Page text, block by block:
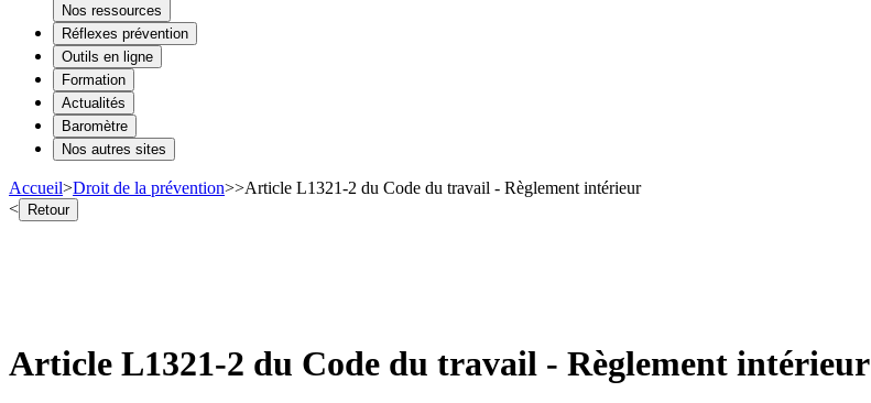
Nos ressources
Réflexes prévention
Outils en ligne
Formation
Actualités
Baromètre
Nos autres sites
Accueil>Droit de la prévention>>Article L1321-2 du Code du travail - Règlement intérieur
< Retour
Article L1321-2 du Code du travail - Règlement intérieur